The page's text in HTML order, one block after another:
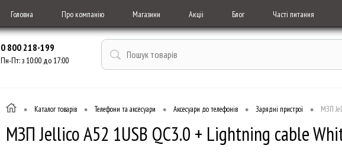
Головна Про компанію Магазини Акціі Блог Часті питання
0 800 218-199
Пн-Пт: з 10:00 до 17:00
• Каталог товарів • Телефони та аксесуари • Аксесуари до телефонів • Зарядні пристрої • МЗП
МЗП Jellico A52 1USB QC3.0 + Lightning cable